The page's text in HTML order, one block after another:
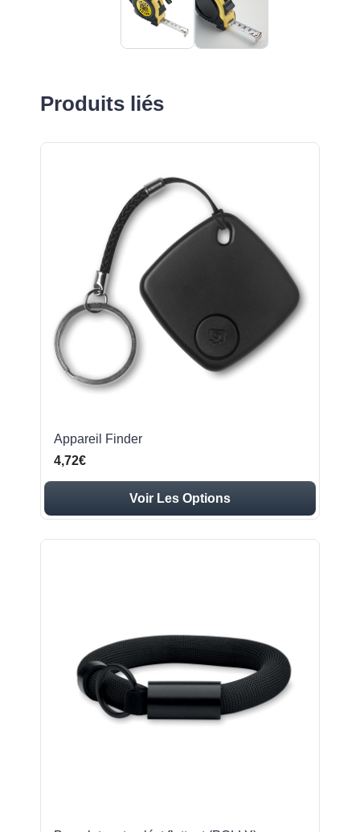
Produits liés
Appareil Finder
4,72€
Voir Les Options